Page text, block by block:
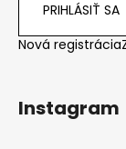
PRIHLÁSIŤ SA
Nová registrácia
Instagram